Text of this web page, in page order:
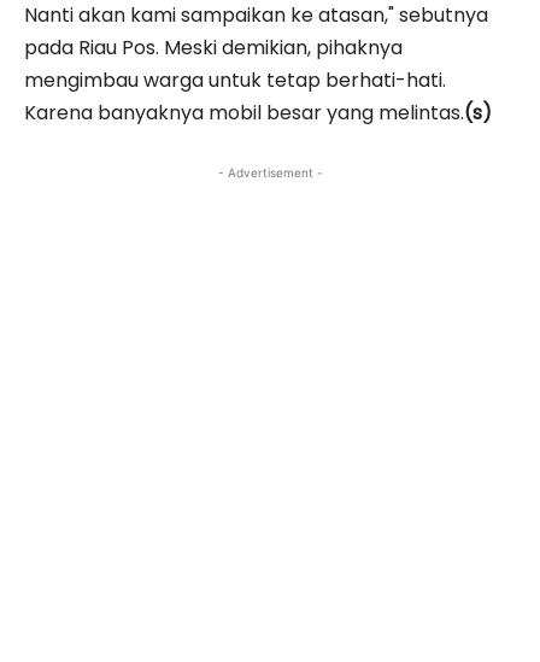
Nanti akan kami sampaikan ke atasan," sebutnya
pada Riau Pos. Meski demikian, pihaknya
mengimbau warga untuk tetap berhati-hati.
Karena banyaknya mobil besar yang melintas.(s)
- Advertisement -